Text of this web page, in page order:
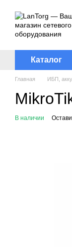
Каталог
Главная ИБП,
В наличии